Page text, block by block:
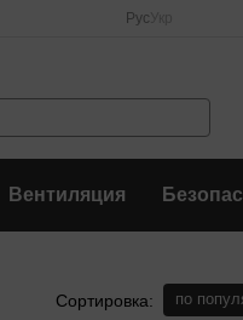
Рус
Вентиляция
Сортировка: по